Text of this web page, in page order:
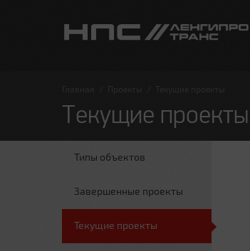
Главная Проекты Текущие проекты
Текущие проекты
Типы объектов
Завершенные проекты
Текущие проекты